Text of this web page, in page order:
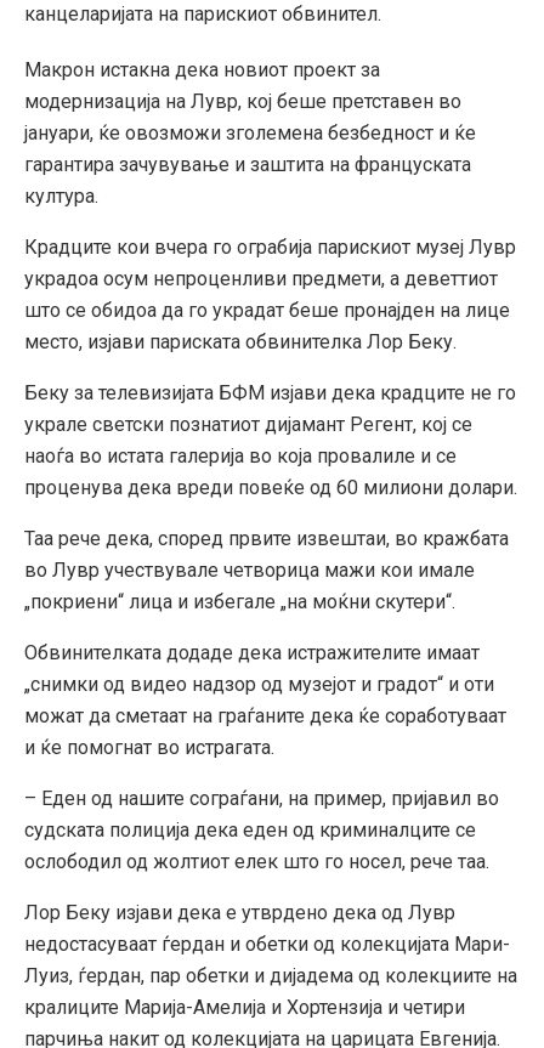
канцеларијата на парискиот обвинител.
Макрон истакна дека новиот проект за
модернизација на Лувр, кој беше претставен во
јануари, ќе овозможи зголемена безбедност и ќе
гарантира зачувување и заштита на француската
култура.
Крадците кои вчера го ограбија парискиот музеј Лувр
украдоа осум непроценливи предмети, а деветтиот
што се обидоа да го украдат беше пронајден на лице
место, изјави париската обвинителка Лор Беку.
Беку за телевизијата БФМ изјави дека крадците не го
украле светски познатиот дијамант Регент, кој се
наоѓа во истата галерија во која провалиле и се
проценува дека вреди повеќе од 60 милиони долари.
Таа рече дека, според првите извештаи, во кражбата
во Лувр учествувале четворица мажи кои имале
„покриени“ лица и избегале „на моќни скутери“.
Обвинителката додаде дека истражителите имаат
„снимки од видео надзор од музејот и градот“ и оти
можат да сметаат на граѓаните дека ќе соработуваат
и ќе помогнат во истрагата.
– Еден од нашите сограѓани, на пример, пријавил во
судската полиција дека еден од криминалците се
ослободил од жолтиот елек што го носел, рече таа.
Лор Беку изјави дека е утврдено дека од Лувр
недостасуваат ѓердан и обетки од колекцијата Мари-
Луиз, ѓердан, пар обетки и дијадема од колекциите на
кралиците Марија-Амелија и Хортензија и четири
парчиња накит од колекцијата на царицата Евгенија.